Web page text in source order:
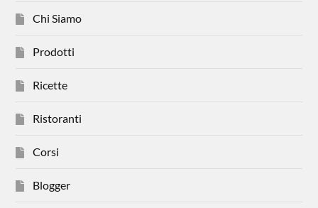
Chi Siamo
Prodotti
Ricette
Ristoranti
Corsi
Blogger